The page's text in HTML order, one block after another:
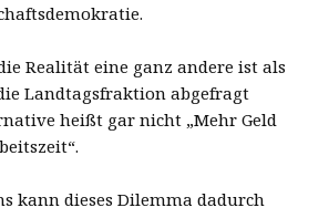
Realität eine ganz andere ist als
Landtagsfraktion abgefragt
heißt gar nicht „Mehr Geld
kann dieses Dilemma dadurch